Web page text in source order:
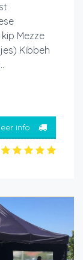
Mezze
Kibbeh
info